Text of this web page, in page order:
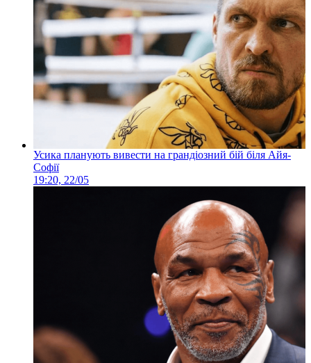
Усика планують вивести на грандіозний бій біля Айя-
Софії
19:20, 22/05